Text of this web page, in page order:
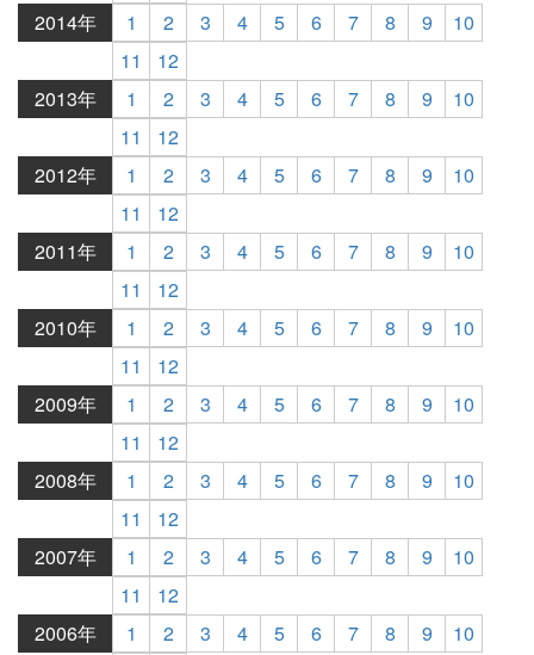
2014年
1 2 3 4 5 6 7 8 9
10
11
12
2013年
1 2 3 4 5 6 7 8 9
10
11
12
2012年
1 2 3 4 5 6 7 8 9
10
11
12
2011年
1 2 3 4 5 6 7 8 9
10
11
12
2010年
1 2 3 4 5 6 7 8 9
10
11
12
2009年
1 2 3 4 5 6 7 8 9
10
11
12
2008年
1 2 3 4 5 6 7 8 9
10
11
12
2007年
1 2 3 4 5 6 7 8 9
10
11
12
2006年
1 2 3 4 5 6 7 8 9 10